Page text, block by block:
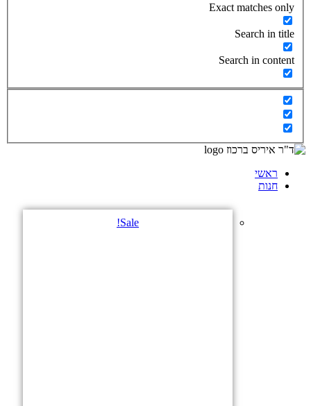
Exact matches only
Search in title
Search in content
ראשי
חנות
Sale!